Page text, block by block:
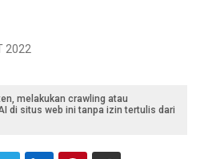
2022
melakukan crawling atau
di situs web ini tanpa izin tertulis dari